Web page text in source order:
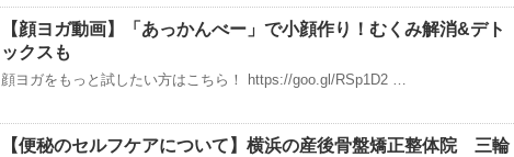
【顔ヨガ動画】「あっかんべー」で小顔作り！むくみ解消&デト
ックスも
顔ヨガをもっと試したい方はこちら！ https://goo.gl/RSp1D2 …
【便秘のセルフケアについて】横浜の産後骨盤矯正整体院 三輪